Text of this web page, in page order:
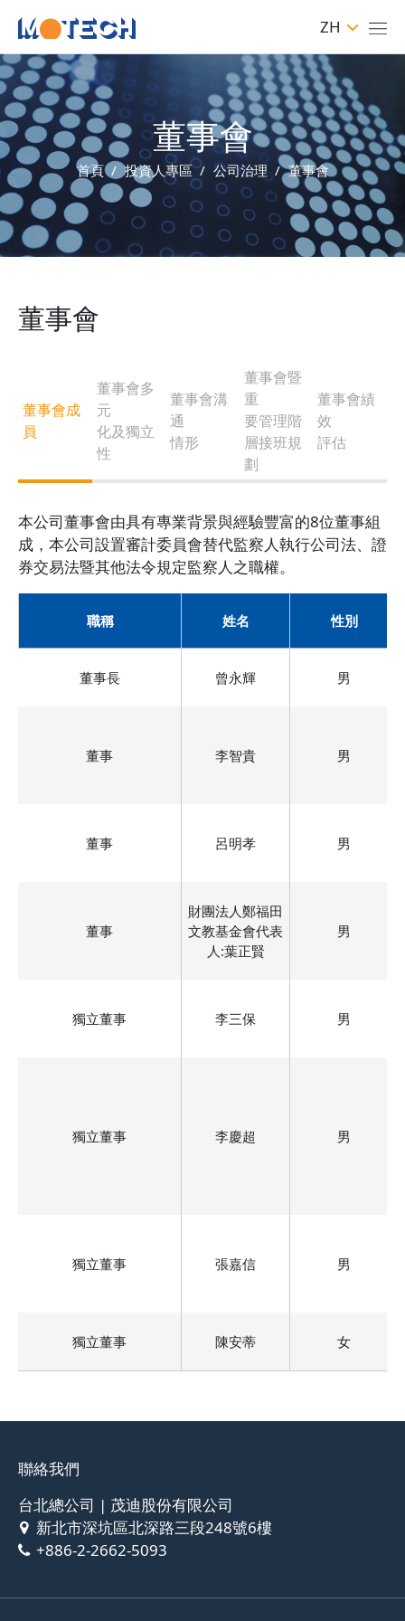
ZH
董事會
首頁 投資人專區 公司治理 董事會
董事會
董事會成
員
董事會多
元
化及獨立
性
董事會溝
通
情形
董事會暨
重
要管理階
層接班規
劃
董事會績
效
評估
本公司董事會由具有專業背景與經驗豐富的8位董事組
成，本公司設置審計委員會替代監察人執行公司法、證
券交易法暨其他法令規定監察人之職權。
職稱 姓名 性別
董事長 曾永輝 男
董事 李智貴 男
董事 呂明孝 男
董事
財團法人鄭福田
文教基金會代表
人:葉正賢
男
獨立董事 李三保 男
獨立董事 李慶超 男
獨立董事 張嘉信 男
獨立董事 陳安蒂 女
聯絡我們
台北總公司 | 茂迪股份有限公司
新北市深坑區北深路三段248號6樓
+886-2-2662-5093